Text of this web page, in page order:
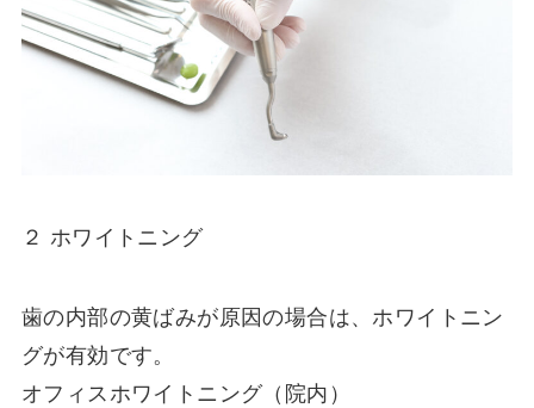
２ ホワイトニング
歯の内部の黄ばみが原因の場合は、ホワイトニン
グが有効です。
オフィスホワイトニング（院内）